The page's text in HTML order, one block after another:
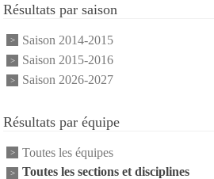
Résultats par saison
Saison 2014-2015
Saison 2015-2016
Saison 2026-2027
Résultats par équipe
Toutes les équipes
Toutes les sections et disciplines